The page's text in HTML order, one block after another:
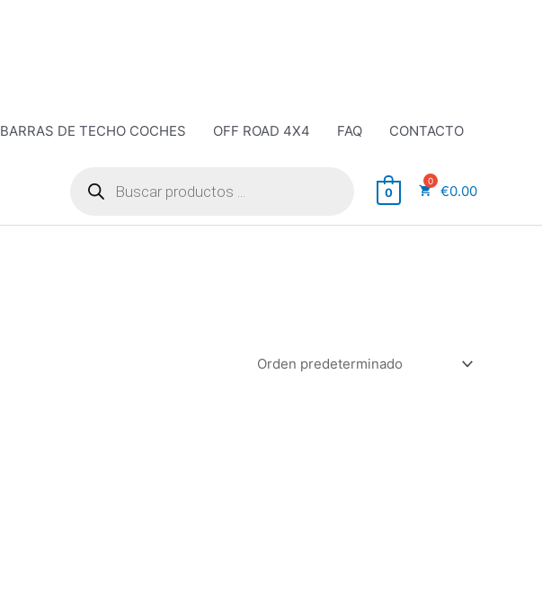
BARRAS DE TECHO COCHES OFF ROAD 4X4 FAQ
CONTACTO
productos 0 €0.00